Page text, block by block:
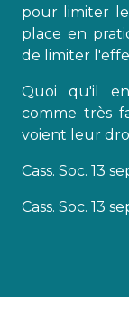
pour limiter
place en
de limiter
Quoi qu'il en
comme très
voient leur
Cass. Soc. 13
Cass. Soc. 13